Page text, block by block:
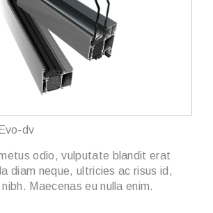
Evo-dv
odio, vulputate blandit erat
diam neque, ultricies ac risus id,
Maecenas eu nulla enim.